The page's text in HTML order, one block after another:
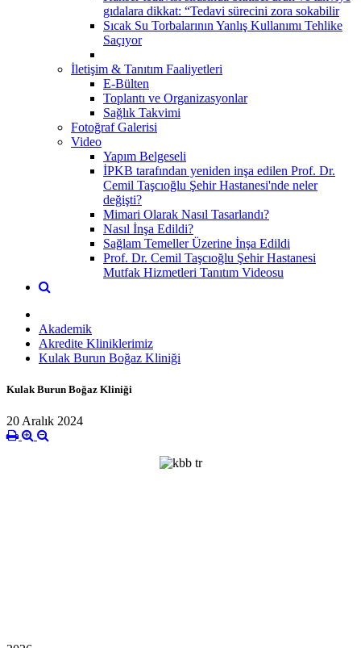
gıdalara dikkat: “Tedavi sürecini zora sokabilir
Sıcak Su Torbalarının Yanlış Kullanımı Tehlike
Saçıyor
İletişim & Tanıtım Faaliyetleri
E-Bülten
Toplantı ve Organizasyonlar
Sağlık Takvimi
Fotoğraf Galerisi
Video
Yapım Belgeseli
İPKB tarafından yeniden inşa edilen Prof. Dr.
Cemil Taşcıoğlu Şehir Hastanesi'nde neler
değişti?
Mimari Olarak Nasıl Tasarlandı?
Nasıl İnşa Edildi?
Sağlam Temeller Üzerine İnşa Edildi
Prof. Dr. Cemil Taşcıoğlu Şehir Hastanesi
Mutfak Hizmetleri Tanıtım Videosu
Akademik
Akredite Kliniklerimiz
Kulak Burun Boğaz Kliniği
Kulak Burun Boğaz Kliniği
20 Aralık 2024